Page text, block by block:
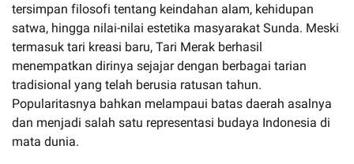
tersimpan filosofi tentang keindahan alam, kehidupan
satwa, hingga nilai-nilai estetika masyarakat Sunda. Meski
termasuk tari kreasi baru, Tari Merak berhasil
menempatkan dirinya sejajar dengan berbagai tarian
tradisional yang telah berusia ratusan tahun.
Popularitasnya bahkan melampaui batas daerah asalnya
dan menjadi salah satu representasi budaya Indonesia di
mata dunia.